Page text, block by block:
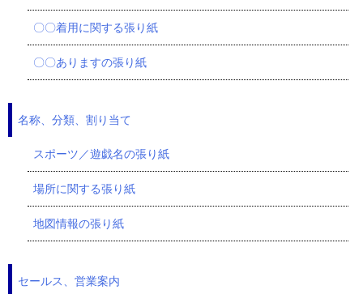
〇〇着用に関する張り紙
〇〇ありますの張り紙
名称、分類、割り当て
スポーツ／遊戯名の張り紙
場所に関する張り紙
地図情報の張り紙
セールス、営業案内